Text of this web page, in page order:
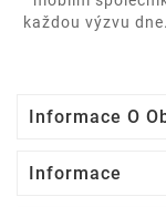
každou výzvu
Informace O
Informace